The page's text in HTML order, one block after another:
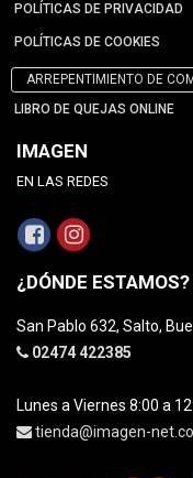
POLÍTICAS DE PRIVACIDAD
POLÍTICAS DE COOKIES
ARREPENTIMIENTO DE
LIBRO DE QUEJAS ONLINE
IMAGEN
EN LAS REDES
¿DÓNDE ESTAMOS?
San Pablo 632, Salto,
02474 422385
Lunes a Viernes 8:00 a
tienda@imagen-